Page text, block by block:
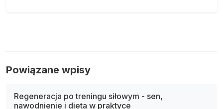
Powiązane wpisy
Regeneracja po treningu siłowym - sen,
nawodnienie i dieta w praktyce